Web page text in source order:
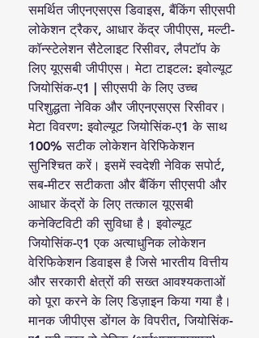
समर्थित जीएनएसएस डिवाइस, बैंकिंग सीएसपी
लोकेशन ट्रैकर, आधार केंद्र जीपीएस, मल्टी-
कॉन्स्टेलेशन सैटेलाइट रिसीवर, लैपटॉप के
लिए यूएसबी जीपीएस। मेटा टाइटल: इवोल्यूट
जियोसिंक-ए1 | सीएसपी के लिए उच्च
परिशुद्धता नेविक और जीएनएसएस रिसीवर।
मेटा विवरण: इवोल्यूट जियोसिंक-ए1 के साथ
100% सटीक लोकेशन वेरिफिकेशन
सुनिश्चित करें। इसमें स्वदेशी नेविक सपोर्ट,
सब-मीटर सटीकता और बैंकिंग सीएसपी और
आधार केंद्रों के लिए तत्काल यूएसबी
कनेक्टिविटी की सुविधा है। इवोल्यूट
जियोसिंक-ए1 एक अत्याधुनिक लोकेशन
वेरिफिकेशन डिवाइस है जिसे भारतीय वित्तीय
और सरकारी क्षेत्रों की सख्त आवश्यकताओं
को पूरा करने के लिए डिज़ाइन किया गया है।
मानक जीपीएस डोंगल के विपरीत, जियोसिंक-